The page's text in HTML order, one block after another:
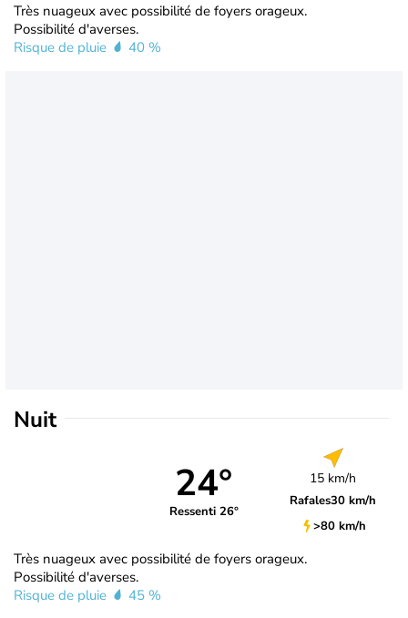
Très nuageux avec possibilité de foyers orageux.
Possibilité d'averses.
Risque de pluie
40 %
Nuit
24°
Ressenti 26°
15 km/h
Rafales30 km/h
>80 km/h
Très nuageux avec possibilité de foyers orageux.
Possibilité d'averses.
Risque de pluie
45 %